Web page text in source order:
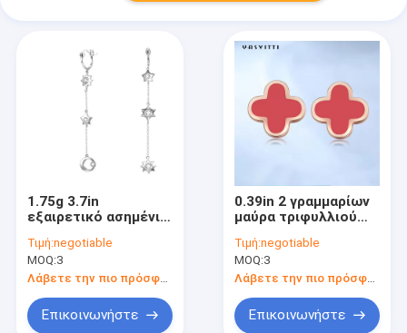
1.75g 3.7in
εξαιρετικό ασημένιο
πτώσης κραμάτων
αστεριών φεγγαριών
σκουλαρικιών
κοσμήματος
Τιμή:negotiable
MOQ:3
Λάβετε την πιο πρόσφατη τιμή
Επικοινωνήστε
0.39in 2 γραμμαρίων
μαύρα τριφυλλιού
Hypoallergenic
σκουλαρικιών
καλυμμένα 18k
εξαιρετικά ασημένια
Τιμή:negotiable
MOQ:3
Επικοινωνήστε